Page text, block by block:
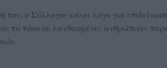
του, ο Σύλλογος κάνει λόγο για
το τόσο σε λανθασμένες ανθρώπινες